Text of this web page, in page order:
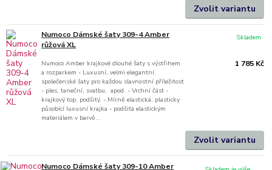
Zvolit variantu
Numoco Dámské šaty 309-4 Amber
růžová XL
Numoco Amber krajkové dlouhé šaty s výstřihem
a rozparkem - Luxusní, velmi elegantní,
společenské šaty pro každou slavnostní příležitost
- ples, taneční, svatbu, apod. - Vrchní část -
krajkový top, podšitý. - Mírně elastická, plasticky
působící luxusní krajka - podšitá elastickým
materiálem v barvě...
1 785 Kč
Skladem
Zvolit variantu
Numoco Dámské šaty 309-10 Amber